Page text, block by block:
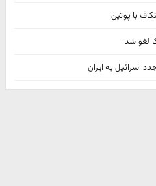
با پوتین
لغو شد
اسرائیل به ایران